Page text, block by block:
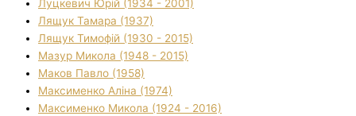
Луцкевич Юрій (1934 - 2001)
Лящук Тамара (1937)
Лящук Тимофій (1930 - 2015)
Мазур Микола (1948 - 2015)
Маков Павло (1958)
Максименко Аліна (1974)
Максименко Микола (1924 - 2016)